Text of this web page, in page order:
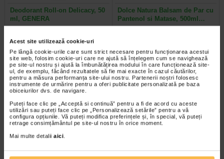
Acest site utilizează cookie-uri
Pe lângă cookie-urile care sunt strict necesare pentru funcționarea acestui
site web, folosim cookie-uri care ne ajută să înțelegem cum se navighează
pe site-ul nostru și ajută la îmbunătățirea modului în care funcționează site-
ul, de exemplu, făcând rezultatele să fie mai exacte în cazul căutărilor,
pentru a măsura performanța site-ului nostru. Partenerii noștri folosesc
instrumente de urmărire pentru a oferi publicitate personalizată pe baza
obiceiurilor dvs. de navigare.
Puteți face clic pe „Acceptă si continuă” pentru a fi de acord cu aceste
utilizări sau puteți face clic pe „Personalizează setările” pentru a vă
configura opțiunile. Vă puteți modifica preferințele și, în special, vă puteți
retrage consimțământul pe site-ul nostru în orice moment.
Mai multe detalii aici
Deodorant Roll-on Delicacy, 50
ml, GENERA
• Asigura protectie impotriva
transpiratie • …
Dolce Natura Balsam de Par cu
Pantenol si Matase, 500ml…
baza de proteine din matase si…